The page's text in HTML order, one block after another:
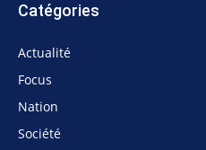
Catégories
Actualité
Focus
Nation
Société